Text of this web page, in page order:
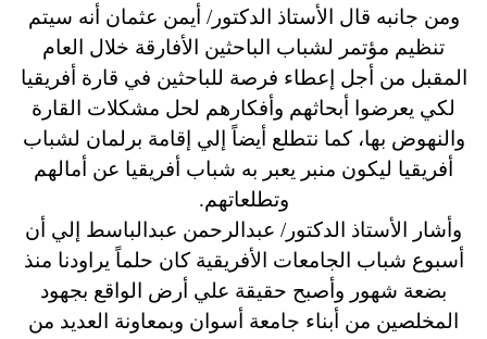
ومن جانبه قال الأستاذ الدكتور/ أيمن عثمان أنه سيتم
تنظيم مؤتمر لشباب الباحثين الأفارقة خلال العام
المقبل من أجل إعطاء فرصة للباحثين في قارة أفريقيا
لكي يعرضوا أبحاثهم وأفكارهم لحل مشكلات القارة
والنهوض بها، كما نتطلع أيضاً إلي إقامة برلمان لشباب
أفريقيا ليكون منبر يعبر به شباب أفريقيا عن أمالهم
وتطلعاتهم.
وأشار الأستاذ الدكتور/ عبدالرحمن عبدالباسط إلي أن
أسبوع شباب الجامعات الأفريقية كان حلماً يراودنا منذ
بضعة شهور وأصبح حقيقة علي أرض الواقع بجهود
المخلصين من أبناء جامعة أسوان وبمعاونة العديد من